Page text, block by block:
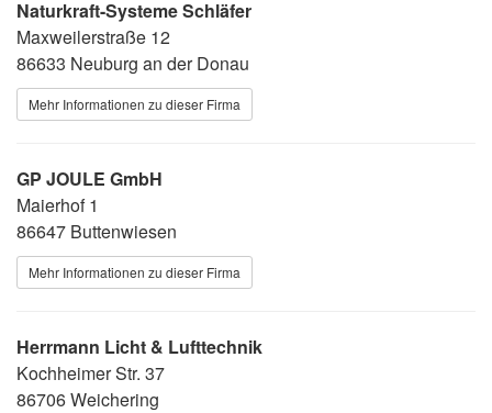
Naturkraft-Systeme Schläfer
Maxweilerstraße 12
86633 Neuburg an der Donau
Mehr Informationen zu dieser Firma
GP JOULE GmbH
Maierhof 1
86647 Buttenwiesen
Mehr Informationen zu dieser Firma
Herrmann Licht & Lufttechnik
Kochheimer Str. 37
86706 Weichering